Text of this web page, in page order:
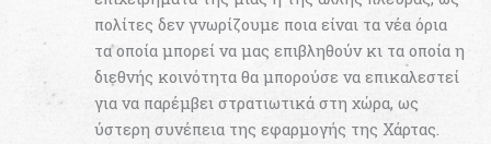
πολίτες δεν γνωρίζουμε ποια είναι τα νέα όρια
τα οποία μπορεί να μας επιβληθούν κι τα οποία η
διεθνής κοινότητα θα μπορούσε να επικαλεστεί
για να παρέμβει στρατιωτικά στη χώρα, ως
ύστερη συνέπεια της εφαρμογής της Χάρτας.